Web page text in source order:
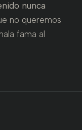
nunca
no queremos
fama al